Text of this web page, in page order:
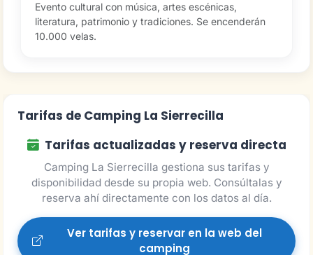
Evento cultural con música, artes escénicas,
literatura, patrimonio y tradiciones. Se encenderán
10.000 velas.
Tarifas de Camping La Sierrecilla
Tarifas actualizadas y reserva directa
Camping La Sierrecilla gestiona sus tarifas y
disponibilidad desde su propia web. Consúltalas y
reserva ahí directamente con los datos al día.
Ver tarifas y reservar en la web del
camping